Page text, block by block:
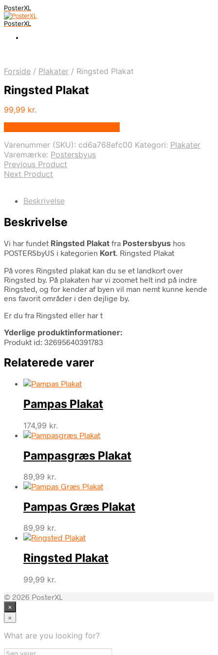
PosterXL
PosterXL
Forside / Plakater / Ringsted Plakat
Ringsted Plakat
99,99 kr.
Varenummer (SKU): cd6a768efc00 Kategori: Plakater
Varemærke: Postersbyus
Previous Product
Next Product
Beskrivelse
Beskrivelse
Vi har fundet Ringsted Plakat fra Postersbyus hos
POSTERSbyUS i kategorien Kort. Ringsted Plakat
På vores Ringsted plakat kan du se et landkort over
Ringsted by. På plakaten har vi zoomet helt ind på indre
Ringsted, og for kender af byen vil man nemt kunne kende
ens favorit områder i den dejlige by.
Er du fra Ringsted eller har t
Yderlige produktinformationer:
Produkt id: 32695640391783
Relaterede varer
Pampas Plakat
174,99 kr.
Pampasgræs Plakat
89,99 kr.
Pampas Græs Plakat
89,99 kr.
Ringsted Plakat
99,99 kr.
© 2026 PosterXL
×
×
What are you looking for?